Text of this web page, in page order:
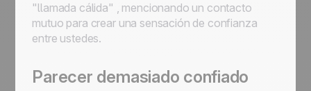
"llamada cálida" , mencionando un contacto
mutuo para crear una sensación de confianza
entre ustedes.
Parecer demasiado confiado